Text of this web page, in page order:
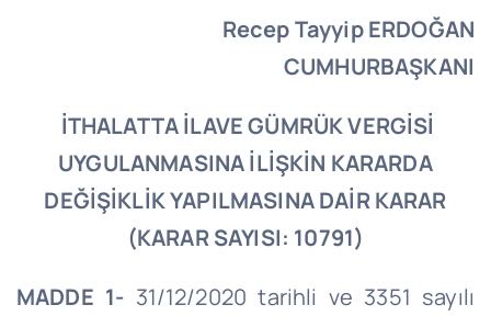
Recep Tayyip ERDOĞAN
CUMHURBAŞKANI
İTHALATTA İLAVE GÜMRÜK VERGİSİ
UYGULANMASINA İLİŞKİN KARARDA
DEĞİŞİKLİK YAPILMASINA DAİR KARAR
(KARAR SAYISI: 10791)
MADDE 1- 31/12/2020 tarihli ve 3351 sayılı